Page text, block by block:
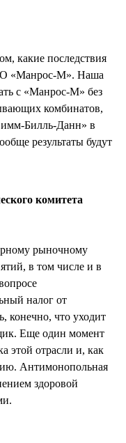
какие последствия
«Манрос-М». Наша
с «Манрос-М» без
комбинатов,
Билль-Данн» в
результаты будут
комитета
рыночному
в том числе и в
налог от
конечно, что уходит
Еще один момент
этой отрасли и, как
Антимонопольная
здоровой